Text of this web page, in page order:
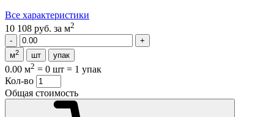
Все характеристики
10 108 руб. за м2
м2 шт упак
0.00 м2 = 0 шт = 1 упак
Кол-во
Общая стоимость